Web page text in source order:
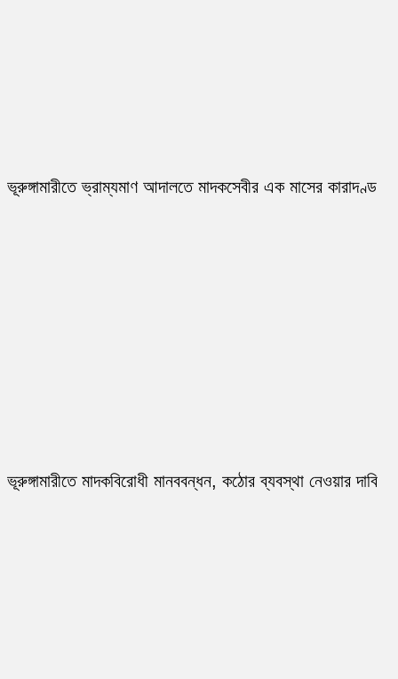
ভূরুঙ্গামারীতে ভ্রাম্যমাণ আদালতে মাদকসেবীর এক মাসের কারাদণ্ড
ভূরুঙ্গামারীতে মাদকবিরোধী মানববন্ধন, কঠোর ব্যবস্থা নেওয়ার দাবি